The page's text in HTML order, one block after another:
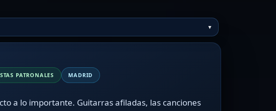
PATRONALES MADRID
a lo importante. Guitarras afiladas, las canciones